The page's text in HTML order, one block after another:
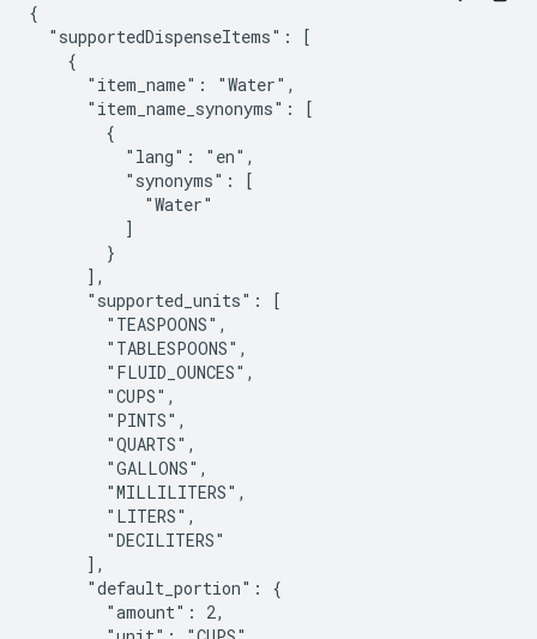
{
  "supportedDispenseItems": [
    {
      "item_name": "Water",
      "item_name_synonyms": [
        {
          "lang": "en",
          "synonyms": [
            "Water"
          ]
        }
      ],
      "supported_units": [
        "TEASPOONS",
        "TABLESPOONS",
        "FLUID_OUNCES",
        "CUPS",
        "PINTS",
        "QUARTS",
        "GALLONS",
        "MILLILITERS",
        "LITERS",
        "DECILITERS"
      ],
      "default_portion": {
        "amount": 2,